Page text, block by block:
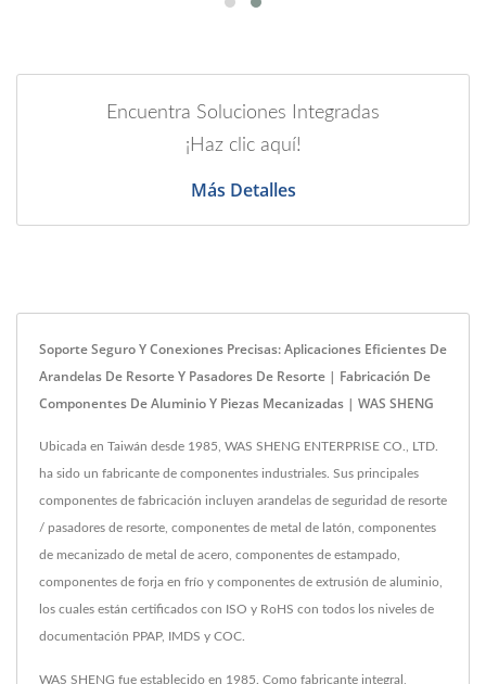
Encuentra Soluciones Integradas
¡Haz clic aquí!
Más Detalles
Soporte Seguro Y Conexiones Precisas: Aplicaciones Eficientes De
Arandelas De Resorte Y Pasadores De Resorte | Fabricación De
Componentes De Aluminio Y Piezas Mecanizadas | WAS SHENG
Ubicada en Taiwán desde 1985, WAS SHENG ENTERPRISE CO., LTD.
ha sido un fabricante de componentes industriales. Sus principales
componentes de fabricación incluyen arandelas de seguridad de resorte
/ pasadores de resorte, componentes de metal de latón, componentes
de mecanizado de metal de acero, componentes de estampado,
componentes de forja en frío y componentes de extrusión de aluminio,
los cuales están certificados con ISO y RoHS con todos los niveles de
documentación PPAP, IMDS y COC.
WAS SHENG fue establecido en 1985. Como fabricante integral,